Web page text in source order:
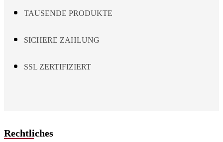
TAUSENDE PRODUKTE
SICHERE ZAHLUNG
SSL ZERTIFIZIERT
Rechtliches